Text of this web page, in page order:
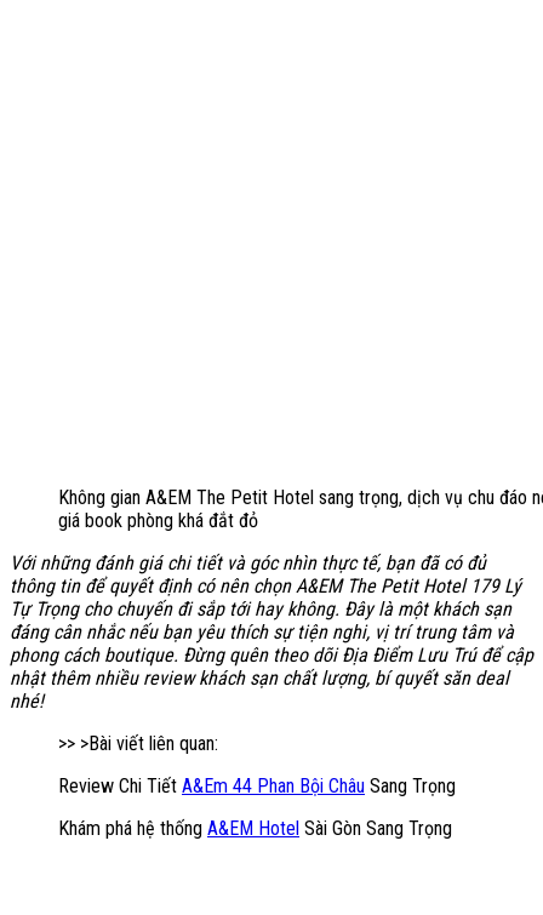
Không gian A&EM The Petit Hotel sang trọng, dịch vụ chu đáo
giá book phòng khá đắt đỏ
Với những đánh giá chi tiết và góc nhìn thực tế, bạn đã có đủ
thông tin để quyết định có nên chọn A&EM The Petit Hotel 179 Lý
Tự Trọng cho chuyến đi sắp tới hay không. Đây là một khách sạn
đáng cân nhắc nếu bạn yêu thích sự tiện nghi, vị trí trung tâm và
phong cách boutique. Đừng quên theo dõi Địa Điểm Lưu Trú để cập
nhật thêm nhiều review khách sạn chất lượng, bí quyết săn deal
nhé!
>> >Bài viết liên quan:
Review Chi Tiết A&Em 44 Phan Bội Châu Sang Trọng
Khám phá hệ thống A&EM Hotel Sài Gòn Sang Trọng